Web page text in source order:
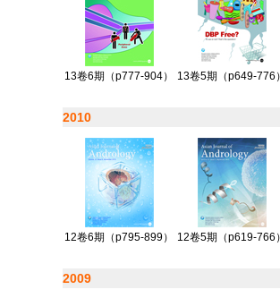
13卷6期（p777-904） 13卷5期（p649-776
2010
12卷6期（p795-899） 12卷5期（p619-766
2009